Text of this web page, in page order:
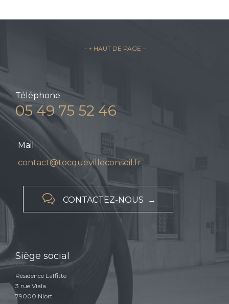
– ↑ HAUT DE PAGE –
Téléphone
05 49 75 52 46
Mail
contact@tocquevilleconseil.fr
 CONTACTEZ-NOUS →
Siège social
Résidence Laffitte
3 rue Viala
79000 Niort